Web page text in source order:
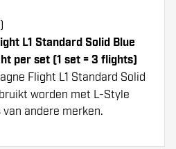
L1 Standard Solid Blue
per set (1 set = 3 flights)
Flight L1 Standard Solid
worden met L-Style
andere merken.